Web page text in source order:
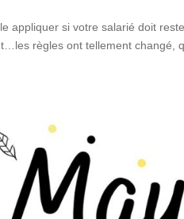
appliquer si votre salarié doit
règles ont tellement changé,